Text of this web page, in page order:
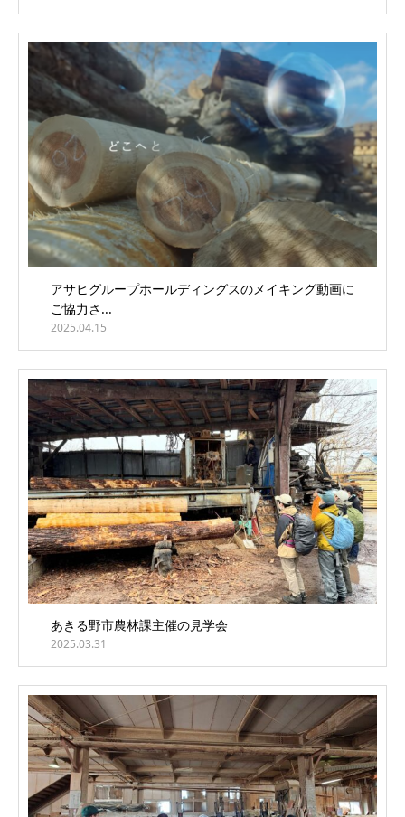
アサヒグループホールディングスのメイキング動画に
ご協力さ...
2025.04.15
あきる野市農林課主催の見学会
2025.03.31